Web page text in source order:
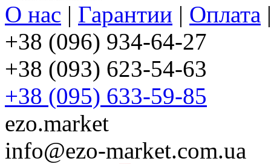
О нас | Гарантии | Оплата
+38 (096) 934-64-27
+38 (093) 623-54-63
+38 (095) 633-59-85
ezo.market
info@ezo-market.com.ua